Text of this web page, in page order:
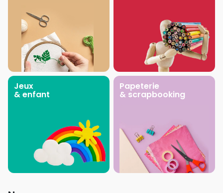
Jeux
& enfant
Papeterie
& scrapbooking